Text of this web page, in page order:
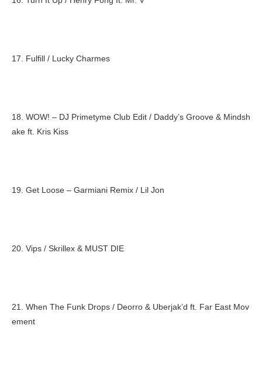
17. Fulfill / Lucky Charmes
18. WOW! – DJ Primetyme Club Edit / Daddy’s Groove & Mindsh
ake ft. Kris Kiss
19. Get Loose – Garmiani Remix / Lil Jon
20. Vips / Skrillex & MUST DIE
21. When The Funk Drops / Deorro & Uberjak’d ft. Far East Mov
ement